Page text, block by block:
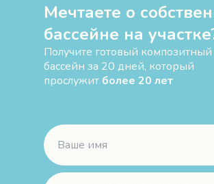
Мечтаете о
бассейне на
Получите готовый композитный
бассейн за 20 дней, который
прослужит более 20 лет